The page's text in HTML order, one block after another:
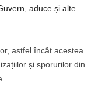
aduce și alte
astfel încât acestea
și sporurilor din